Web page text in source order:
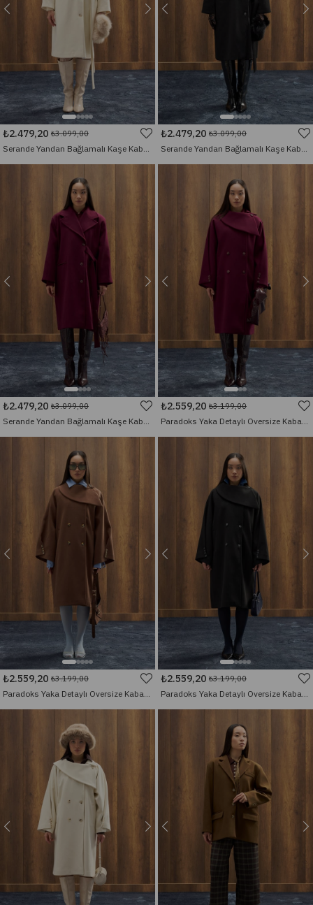
₺2.479,20 ₺3.099,00
Serande Yandan Bağlamalı Kaşe Kaban - Ekru
₺2.479,20 ₺3.099,00
Serande Yandan Bağlamalı Kaşe Kaban - Siyah
₺2.479,20 ₺3.099,00
Serande Yandan Bağlamalı Kaşe Kaban - Mürdüm
₺2.559,20 ₺3.199,00
Paradoks Yaka Detaylı Oversize Kaban - Mürdüm
₺2.559,20 ₺3.199,00
Paradoks Yaka Detaylı Oversize Kaban - Kahverengi
₺2.559,20 ₺3.199,00
Paradoks Yaka Detaylı Oversize Kaban - Siyah